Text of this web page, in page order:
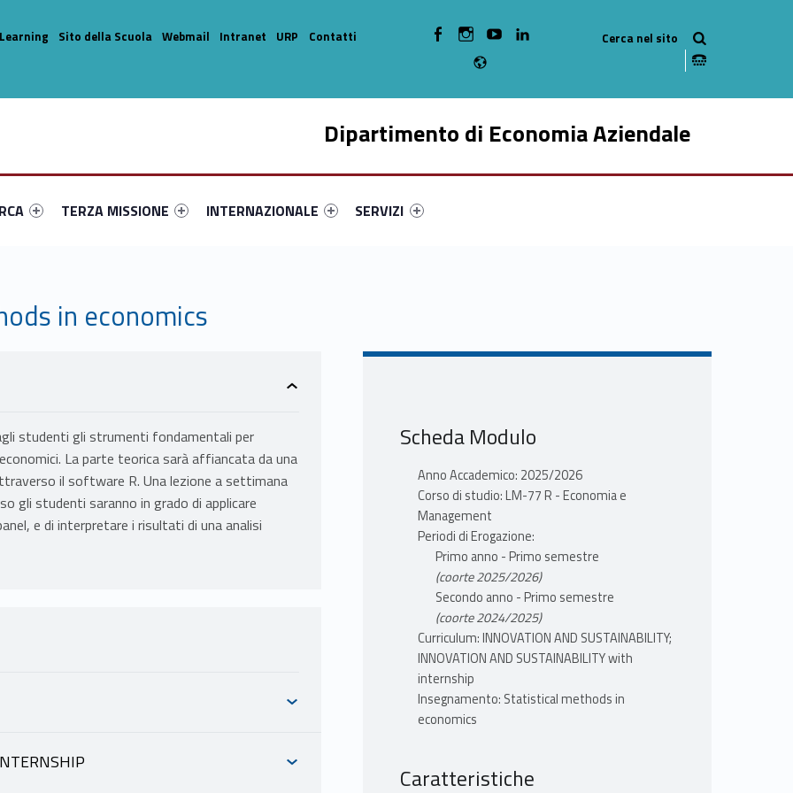
Dipartimento di Economia Aziendale
primary-36828-14
#link-menu-primary-58457-33
Link identifier #link-menu-primary-97645-44
TERZA MISSIONE
Link identifier #link-menu-primary-56180-49
INTERNAZIONALE
Link identifier #link-menu-primary-65295-59
SERVIZI
Sito della Scuola Webmail Intranet URP
Contatti
WebMan on Facebook
WebMan on Instagram
WebMan on Youtube
in economics
studenti gli strumenti fondamentali per
La parte teorica sarà affiancata da una
il software R. Una lezione a settimana
gli studenti saranno in grado di applicare
e di interpretare i risultati di una analisi
Scheda Modulo
Anno Accademico: 2025/2026
Corso di studio: LM-77 R - Economia e
Management
Periodi di Erogazione:
Primo anno - Primo semestre
(coorte 2025/2026)
Secondo anno - Primo semestre
(coorte 2024/2025)
Curriculum: INNOVATION AND SUSTAINABILITY;
INNOVATION AND SUSTAINABILITY with
internship
Insegnamento: Statistical methods in
economics
Caratteristiche